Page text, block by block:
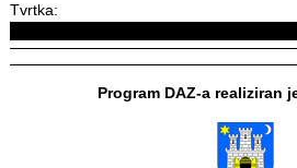
Tvrtka:
Program DAZ-a realiziran